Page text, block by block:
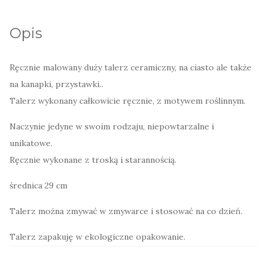
Opis
Ręcznie malowany duży talerz ceramiczny, na ciasto ale także
na kanapki, przystawki..
Talerz wykonany całkowicie ręcznie, z motywem roślinnym.
Naczynie jedyne w swoim rodzaju, niepowtarzalne i
unikatowe.
Ręcznie wykonane z troską i starannością.
średnica 29 cm
Talerz można zmywać w zmywarce i stosować na co dzień.
Talerz zapakuję w ekologiczne opakowanie.